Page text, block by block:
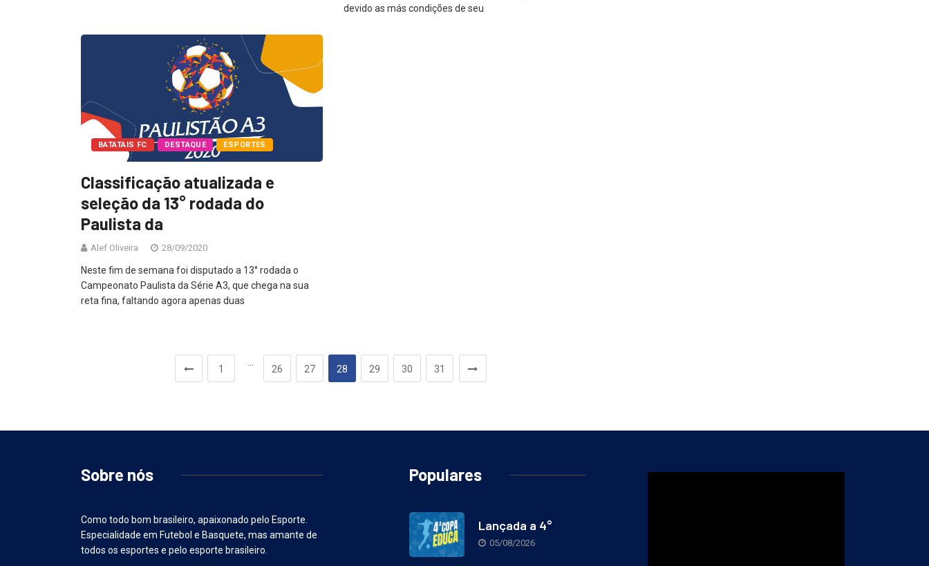
devido as más condições de seu
BATATAIS FC DESTAQUE ESPORTES
Classificação atualizada e
seleção da 13° rodada do
Paulista da
Alef Oliveira 28/09/2020
Neste fim de semana foi disputado a 13° rodada o
Campeonato Paulista da Série A3, que chega na sua
reta fina, faltando agora apenas duas
1 26 27 28 29 30 31
Sobre nós
Como todo bom brasileiro, apaixonado pelo Esporte.
Especialidade em Futebol e Basquete, mas amante de
todos os esportes e pelo esporte brasileiro.
Populares
Lançada a 4°
05/08/2026